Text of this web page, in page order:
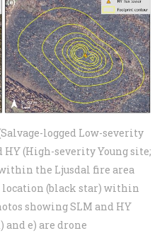
logged Low-severity
(High-severity Young site;
the Ljusdal fire area
(black star) within
showing SLM and HY
and e) are drone